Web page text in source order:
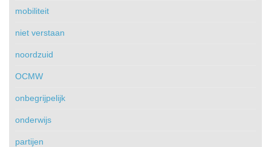
mobiliteit
niet verstaan
noordzuid
OCMW
onbegrijpelijk
onderwijs
partijen